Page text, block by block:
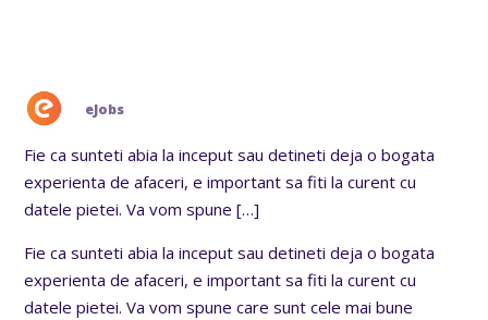
eJobs
Fie ca sunteti abia la inceput sau detineti deja o bogata
experienta de afaceri, e important sa fiti la curent cu
datele pietei. Va vom spune […]
Fie ca sunteti abia la inceput sau detineti deja o bogata
experienta de afaceri, e important sa fiti la curent cu
datele pietei. Va vom spune care sunt cele mai bune